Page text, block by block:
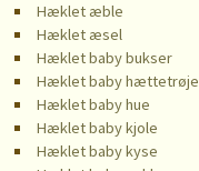
Hæklet æble
Hæklet æsel
Hæklet baby bukser
Hæklet baby hættetrøje
Hæklet baby hue
Hæklet baby kjole
Hæklet baby kyse